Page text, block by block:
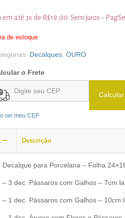
em até 3x de R$19,00 Sem juros -
de estoque
Decalques ,OURO
o Frete
Calcular
sei meu CEP
Descrição
Decalque para Porcelana – Folha
– 3 dec. Pássaros com Galhos – 7cm
– 1 dec. Pássaros com Galhos – 10cm